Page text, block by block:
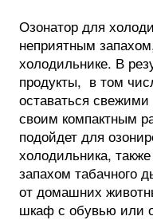
Озонатор для
неприятным
холодильнике. В
продукты, в том
оставаться
своим компактным
подойдет для
холодильника,
запахом табачного
от домашних
шкаф с обувью или